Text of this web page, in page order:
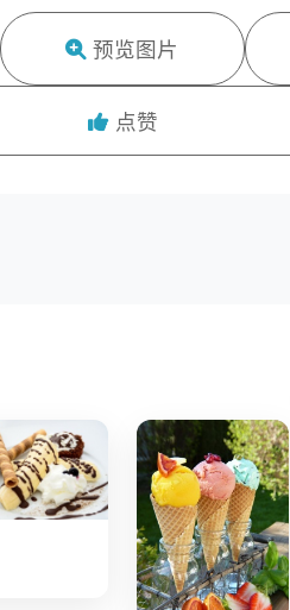
预览图片
点赞